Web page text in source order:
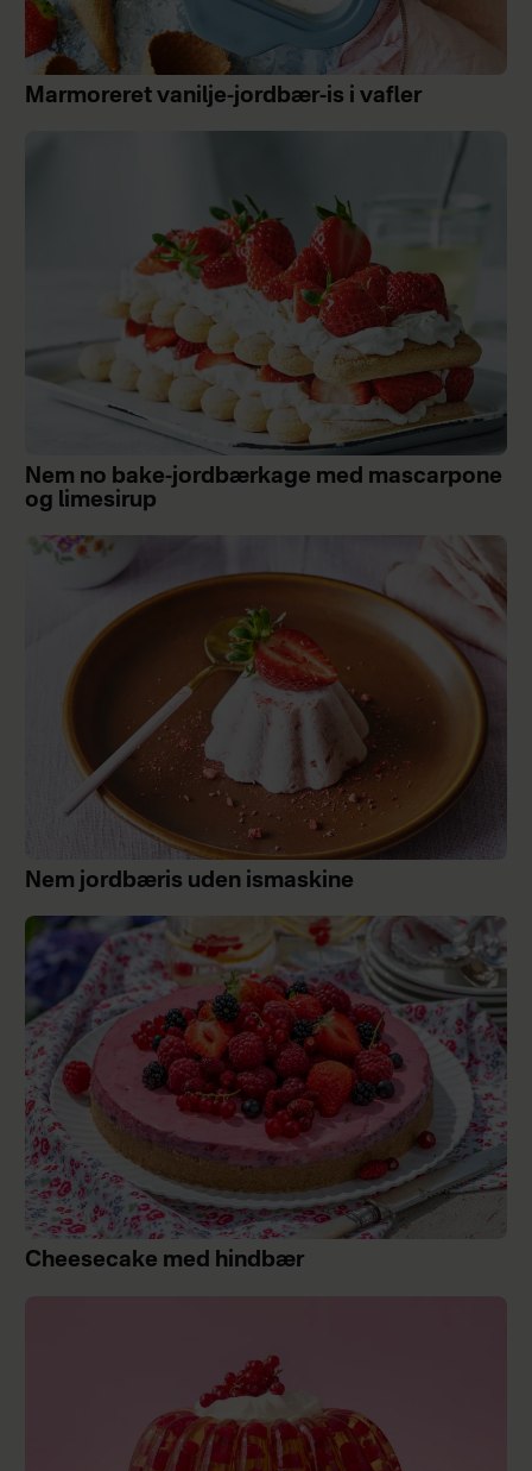
Marmoreret vanilje-jordbær-is i vafler
Nem no bake-jordbærkage med mascarpone
og limesirup
Nem jordbæris uden ismaskine
Cheesecake med hindbær